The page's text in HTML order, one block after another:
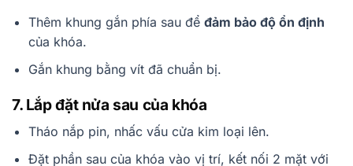
Thêm khung gắn phía sau để đảm bảo độ ổn định
của khóa.
Gắn khung bằng vít đã chuẩn bị.
7. Lắp đặt nửa sau của khóa
Tháo nắp pin, nhấc vấu cửa kim loại lên.
Đặt phần sau của khóa vào vị trí, kết nối 2 mặt với